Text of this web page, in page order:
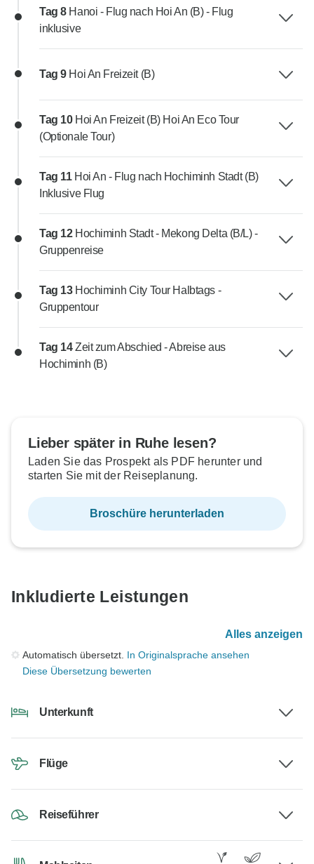
Tag 8 Hanoi - Flug nach Hoi An (B) - Flug
inklusive
Tag 9 Hoi An Freizeit (B)
Tag 10 Hoi An Freizeit (B) Hoi An Eco Tour
(Optionale Tour)
Tag 11 Hoi An - Flug nach Hochiminh Stadt (B)
Inklusive Flug
Tag 12 Hochiminh Stadt - Mekong Delta (B/L) -
Gruppenreise
Tag 13 Hochiminh City Tour Halbtags -
Gruppentour
Tag 14Zeit zum Abschied - Abreise aus
Hochiminh (B)
Lieber später in Ruhe lesen?
Laden Sie das Prospekt als PDF herunter und
starten Sie mit der Reiseplanung.
Broschüre herunterladen
Inkludierte Leistungen
Alles anzeigen
Automatisch übersetzt. In Originalsprache ansehen
Diese Übersetzung bewerten
Unterkunft
Flüge
Reiseführer